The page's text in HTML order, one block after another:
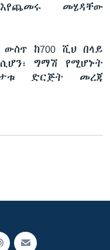
መሄዳቸው
ከ700 ሺህ በላይ
ግማሽ የሚሆኑት
ድርጅት መረጃ